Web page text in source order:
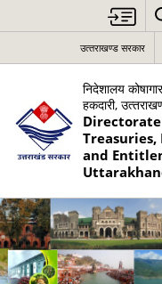
उत्‍तराखण्‍ड सरकार
निदेशालय
हकदारी,
Treasuries,
and